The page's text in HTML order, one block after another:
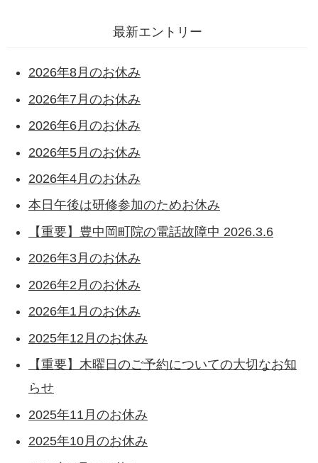
最新エントリー
2026年8月のお休み
2026年7月のお休み
2026年6月のお休み
2026年5月のお休み
2026年4月のお休み
本日午後は研修参加のためお休み
【重要】豊中岡町院の電話故障中 2026.3.6
2026年3月のお休み
2026年2月のお休み
2026年1月のお休み
2025年12月のお休み
【重要】木曜日のご予約についての大切なお知
らせ
2025年11月のお休み
2025年10月のお休み